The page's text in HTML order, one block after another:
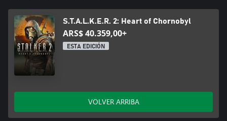
que portas en la pistolera, son tus agallas, tu tenacidad y tus
reflejos. ¡Tenlo en cuenta cuando te adentres en el corazón de
Chernóbil!
Ciertas características del juego, incluidos los mods, pueden no
ser accesibles para las cuentas de menores en Xbox. En Xbox se
salvo que las leyes locales especifiquen lo contrario.
S.T.A.L.K.E.R. 2: Heart of Chornobyl
ARS$ 40.359,00+
ESTA EDICIÓN
VOLVER ARRIBA